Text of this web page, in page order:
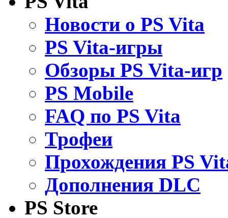
Новости о PS Vita
PS Vita-игры
Обзоры PS Vita-игр
PS Mobile
FAQ по PS Vita
Трофеи
Прохождения PS
Дополнения DLC
PS Store